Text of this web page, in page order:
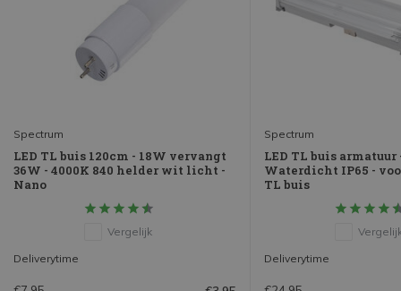
Spectrum
LED TL buis 120cm - 18W vervangt
36W - 4000K 840 helder wit licht -
Nano
Vergelijk
Deliverytime
Spectrum
LED TL buis armatuur
Waterdicht IP65 -
TL buis
Deliverytime